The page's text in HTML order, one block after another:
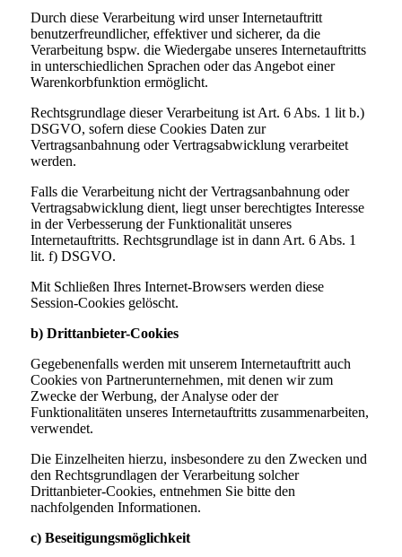
Durch diese Verarbeitung wird unser Internetauftritt
benutzerfreundlicher, effektiver und sicherer, da die
Verarbeitung bspw. die Wiedergabe unseres Internetauftritts
in unterschiedlichen Sprachen oder das Angebot einer
Warenkorbfunktion ermöglicht.
Rechtsgrundlage dieser Verarbeitung ist Art. 6 Abs. 1 lit b.)
DSGVO, sofern diese Cookies Daten zur
Vertragsanbahnung oder Vertragsabwicklung verarbeitet
werden.
Falls die Verarbeitung nicht der Vertragsanbahnung oder
Vertragsabwicklung dient, liegt unser berechtigtes Interesse
in der Verbesserung der Funktionalität unseres
Internetauftritts. Rechtsgrundlage ist in dann Art. 6 Abs. 1
lit. f) DSGVO.
Mit Schließen Ihres Internet-Browsers werden diese
Session-Cookies gelöscht.
b) Drittanbieter-Cookies
Gegebenenfalls werden mit unserem Internetauftritt auch
Cookies von Partnerunternehmen, mit denen wir zum
Zwecke der Werbung, der Analyse oder der
Funktionalitäten unseres Internetauftritts zusammenarbeiten,
verwendet.
Die Einzelheiten hierzu, insbesondere zu den Zwecken und
den Rechtsgrundlagen der Verarbeitung solcher
Drittanbieter-Cookies, entnehmen Sie bitte den
nachfolgenden Informationen.
c) Beseitigungsmöglichkeit